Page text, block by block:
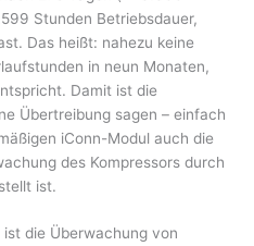
Stunden Betriebsdauer,
Das heißt: nahezu keine
in neun Monaten,
Damit ist die
Übertreibung sagen – einfach
iConn-Modul auch die
des Kompressors durch
ist.
die Überwachung von